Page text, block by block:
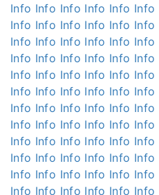
Info Info Info Info Info Info
Info Info Info Info Info Info
Info Info Info Info Info Info
Info Info Info Info Info Info
Info Info Info Info Info Info
Info Info Info Info Info Info
Info Info Info Info Info Info
Info Info Info Info Info Info
Info Info Info Info Info Info
Info Info Info Info Info Info
Info Info Info Info Info Info
Info Info Info Info Info Info